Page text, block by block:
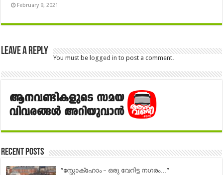
February 9, 2021
Leave a Reply
You must be logged in to post a comment.
Recent Posts
“സ്റ്റോക്ഹോം – ഒരു വേറിട്ട നഗരം…”